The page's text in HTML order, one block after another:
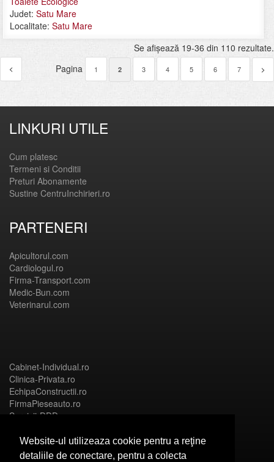
Website-ul utilizeaza cookie pentru a reţine
detaliile de conectare, pentru a colecta
Judet: Satu Mare
Localitate: Satu Mare
Se afişează 19-36 din 110 rezultate.
Pagina
< 1 2 3 4 5 6 7 >
LINKURI UTILE
Cum platesc
Termeni si Conditii
Preturi Abonamente
Sustine CentruInchirieri.ro
PARTENERI
Apicultorul.com
Cardiologul.ro
Firma-Transport.com
Medic-Bun.com
Veterinarul.com
Cabinet-Individual.ro
Clinica-Privata.ro
EchipaConstructii.ro
FirmaPieseauto.ro
Servicii-DDD.com